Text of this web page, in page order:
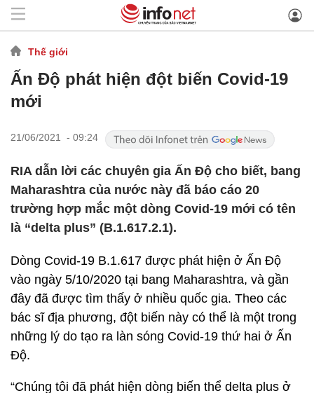
Thế giới
Ấn Độ phát hiện đột biến Covid-19
mới
21/06/2021 - 09:24
RIA dẫn lời các chuyên gia Ấn Độ cho biết, bang
Maharashtra của nước này đã báo cáo 20
trường hợp mắc một dòng Covid-19 mới có tên
là “delta plus” (B.1.617.2.1).
Dòng Covid-19 B.1.617 được phát hiện ở Ấn Độ
vào ngày 5/10/2020 tại bang Maharashtra, và gần
đây đã được tìm thấy ở nhiều quốc gia. Theo các
bác sĩ địa phương, đột biến này có thể là một trong
những lý do tạo ra làn sóng Covid-19 thứ hai ở Ấn
Độ.
“Chúng tôi đã phát hiện dòng biến thể delta plus ở